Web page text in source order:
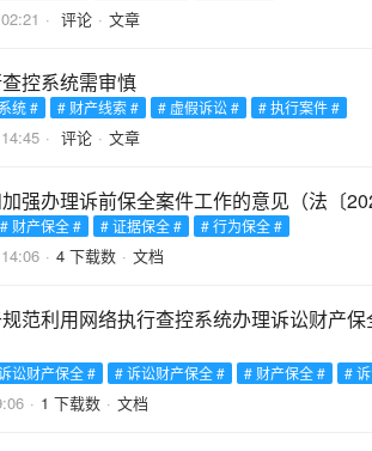
· 评论 · 文章
控系统需审慎
统 # # 财产线索 # # 虚假诉讼 # # 执行案件 #
· 评论 · 文章
强办理诉前保全案件工作的意见（法〔
# 财产保全 # # 证据保全 # # 行为保全 #
· 4 下载数 · 文档
范利用网络执行查控系统办理诉讼财产
讼财产保全 # # 诉讼财产保全 # # 财产保全 # #
· 1 下载数 · 文档